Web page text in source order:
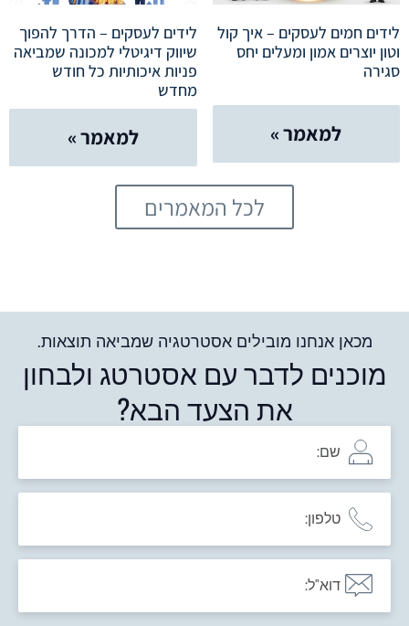
לידים חמים לעסקים – איך קול
וטון יוצרים אמון ומעלים יחס
סגירה
למאמר »
לידים לעסקים – הדרך להפוך
שיווק דיגיטלי למכונה שמביאה
פניות איכותיות כל חודש
מחדש
למאמר »
לכל המאמרים
מכאן אנחנו מובילים אסטרטגיה שמביאה תוצאות.
מוכנים לדבר עם אסטרטג ולבחון
את הצעד הבא?